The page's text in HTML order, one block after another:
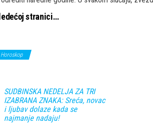
stranici…
Horoskop
SUDBINSKA NEDELJA ZA TRI
IZABRANA ZNAKA: Sreća, novac
i ljubav dolaze kada se
najmanje nadaju!